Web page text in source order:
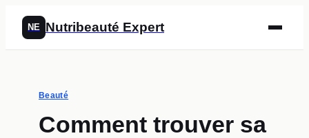
NE Nutribeauté Expert
Beauté
Comment trouver sa